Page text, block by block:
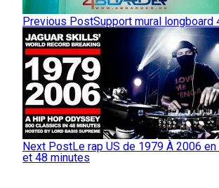
Previous PostSupport mural longboard
Next PostLe rap US de 1979 À 2006
et 48 minutes